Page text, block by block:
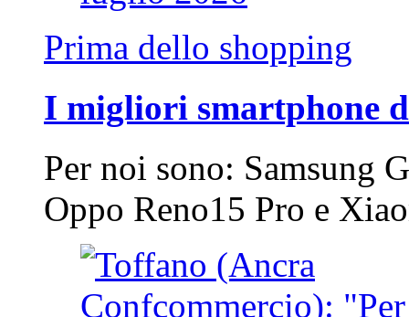
Prima dello shopping
I migliori smartphone
Per noi sono: Samsung
Oppo Reno15 Pro e